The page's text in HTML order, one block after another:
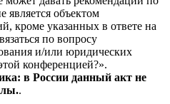
является объектом
кроме указанных в ответе на
по вопросу
и/или юридических
конференцией?».
в России данный акт не
.